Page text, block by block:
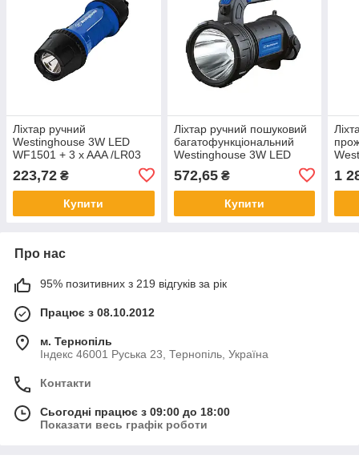
Ліхтар ручний
Westinghouse 3W LED
WF1501 + 3 x AAA /LR03
223,72 ₴
Купити
Ліхтар ручний пошуковий
багатофункціональний
Westinghouse 3W LED
комплекті
572,65₴
Купити
1
Про нас
95% позитивних з 219 відгуків за рік
Працює з 08.10.2012
м. Тернопіль
Індекс 46001 Руська 23, Тернопіль, Україна
Контакти
Сьогодні працює з 09:00 до 18:00
Показати весь графік роботи